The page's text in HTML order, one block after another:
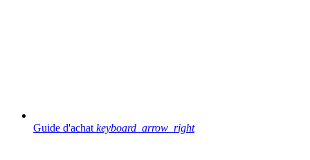
Guide d'achat keyboard_arrow_right